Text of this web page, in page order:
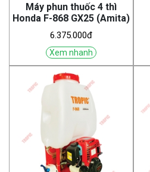
Máy phun thuốc 4 thì
Honda F-868 GX25 (Amita)
6.375.000đ
Xem nhanh